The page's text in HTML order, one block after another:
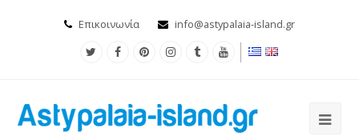
Επικοινωνία info@astypalaia-island.gr